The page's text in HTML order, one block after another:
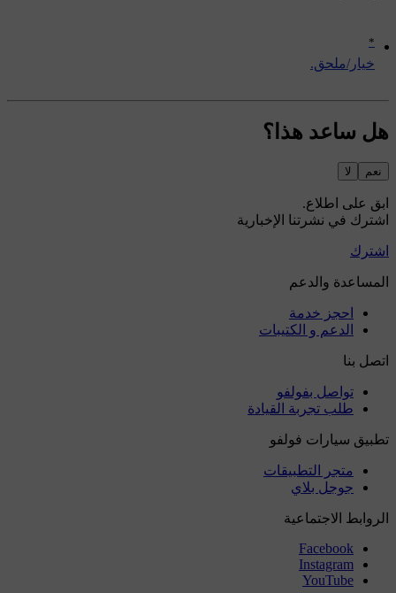
*
‏خيار/ملحق.
هل ساعد هذا؟
نعم لا